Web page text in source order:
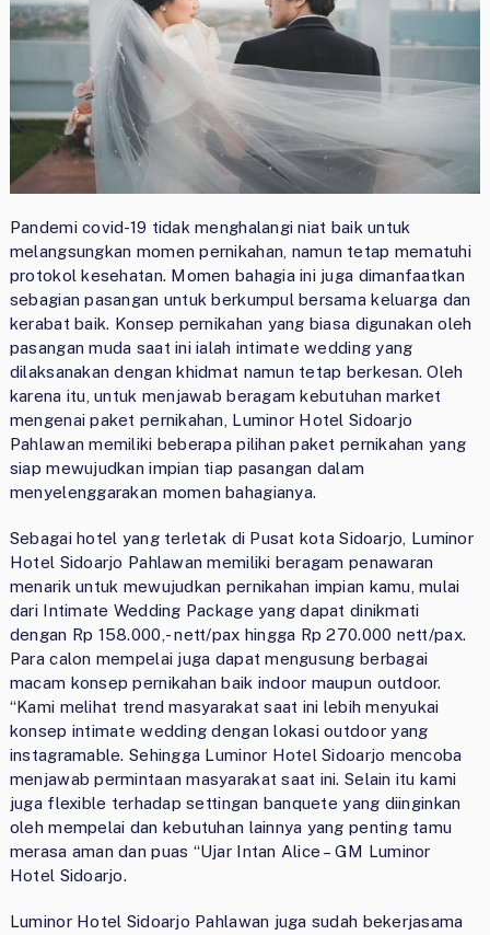
Pandemi covid-19 tidak menghalangi niat baik untuk
melangsungkan momen pernikahan, namun tetap mematuhi
protokol kesehatan. Momen bahagia ini juga dimanfaatkan
sebagian pasangan untuk berkumpul bersama keluarga dan
kerabat baik. Konsep pernikahan yang biasa digunakan oleh
pasangan muda saat ini ialah intimate wedding yang
dilaksanakan dengan khidmat namun tetap berkesan. Oleh
karena itu, untuk menjawab beragam kebutuhan market
mengenai paket pernikahan, Luminor Hotel Sidoarjo
Pahlawan memiliki beberapa pilihan paket pernikahan yang
siap mewujudkan impian tiap pasangan dalam
menyelenggarakan momen bahagianya.
Sebagai hotel yang terletak di Pusat kota Sidoarjo, Luminor
Hotel Sidoarjo Pahlawan memiliki beragam penawaran
menarik untuk mewujudkan pernikahan impian kamu, mulai
dari Intimate Wedding Package yang dapat dinikmati
dengan Rp 158.000,- nett/pax hingga Rp 270.000 nett/pax.
Para calon mempelai juga dapat mengusung berbagai
macam konsep pernikahan baik indoor maupun outdoor.
“Kami melihat trend masyarakat saat ini lebih menyukai
konsep intimate wedding dengan lokasi outdoor yang
instagramable. Sehingga Luminor Hotel Sidoarjo mencoba
menjawab permintaan masyarakat saat ini. Selain itu kami
juga flexible terhadap settingan banquete yang diinginkan
oleh mempelai dan kebutuhan lainnya yang penting tamu
merasa aman dan puas “Ujar Intan Alice – GM Luminor
Hotel Sidoarjo.
Luminor Hotel Sidoarjo Pahlawan juga sudah bekerjasama